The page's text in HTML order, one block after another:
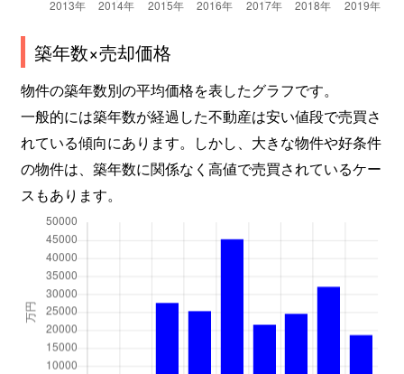
築年数×売却価格
物件の築年数別の平均価格を表したグラフです。
一般的には築年数が経過した不動産は安い値段で売買さ
れている傾向にあります。しかし、大きな物件や好条件
の物件は、築年数に関係なく高値で売買されているケー
スもあります。